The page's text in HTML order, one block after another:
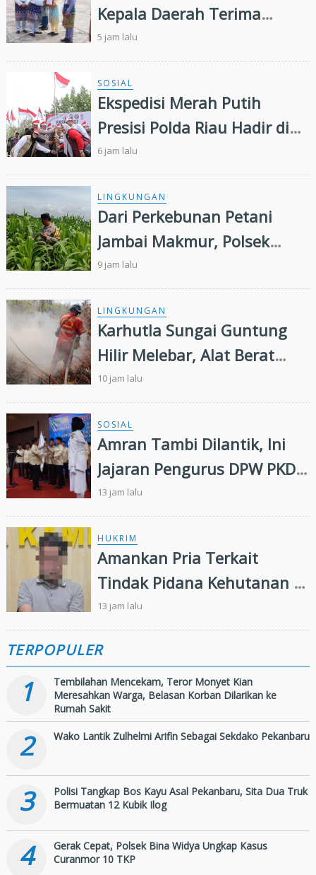
Kepala Daerah Terima
Penghargaan
5 jam lalu
SOSIAL
Ekspedisi Merah Putih
Presisi Polda Riau Hadir di
Panipahan, Salurkan
Bantuan dan Layanan
Kesehatan
6 jam lalu
LINGKUNGAN
Dari Perkebunan Petani
Jambai Makmur, Polsek
Kandis Kembangkan
Swasembada Pangan
Nasional
9 jam lalu
LINGKUNGAN
Karhutla Sungai Guntung
Hilir Melebar, Alat Berat
Tambahan dan Heli Water
Bombing Dikerahkan
10 jam lalu
SOSIAL
Amran Tambi Dilantik, Ini
Jajaran Pengurus DPW PKDP
Riau 2026-2031
13 jam lalu
HUKRIM
Amankan Pria Terkait
Tindak Pidana Kehutanan di
Kampar Kiri, Polisi Temukan
Puluhan Butir Ekstasi
13 jam lalu
TERPOPULER
1
Tembilahan Mencekam, Teror Monyet Kian
Meresahkan Warga, Belasan Korban Dilarikan ke
Rumah Sakit
2 Wako Lantik Zulhelmi Arifin Sebagai Sekdako Pekanbaru
3
Polisi Tangkap Bos Kayu Asal Pekanbaru, Sita Dua Truk
Bermuatan 12 Kubik Ilog
4
Gerak Cepat, Polsek Bina Widya Ungkap Kasus
Curanmor 10 TKP